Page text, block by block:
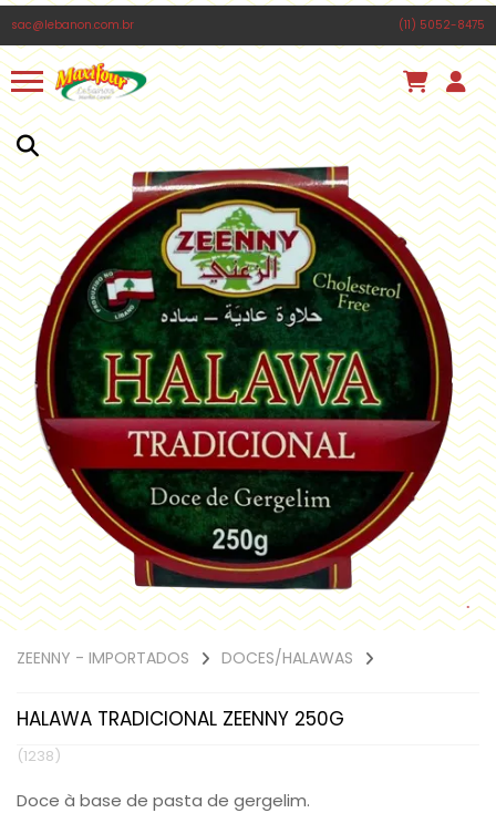
sac@lebanon.com.br (11) 5052-8475
ZEENNY - IMPORTADOS DOCES/HALAWAS
HALAWA TRADICIONAL ZEENNY 250G
(1238)
Doce à base de pasta de gergelim.
FOUL MEDAMMAS TRADICIONAL COZIDA
ZEENNY 400G
Há algumas horas